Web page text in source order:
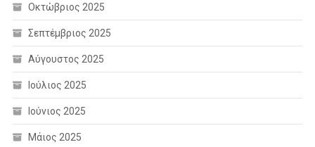
Οκτώβριος 2025
Σεπτέμβριος 2025
Αύγουστος 2025
Ιούλιος 2025
Ιούνιος 2025
Μάιος 2025